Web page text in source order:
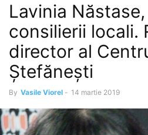
Lavinia
consilierii locali.
director al
Ștefănești
By Vasile Viorel - 14 martie 2019